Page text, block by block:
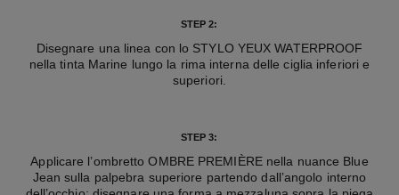
STEP 2:
Disegnare una linea con lo STYLO YEUX WATERPROOF
nella tinta Marine lungo la rima interna delle ciglia inferiori e
superiori.
STEP 3:
Applicare l’ombretto OMBRE PREMIÈRE nella nuance Blue
Jean sulla palpebra superiore partendo dall’angolo interno